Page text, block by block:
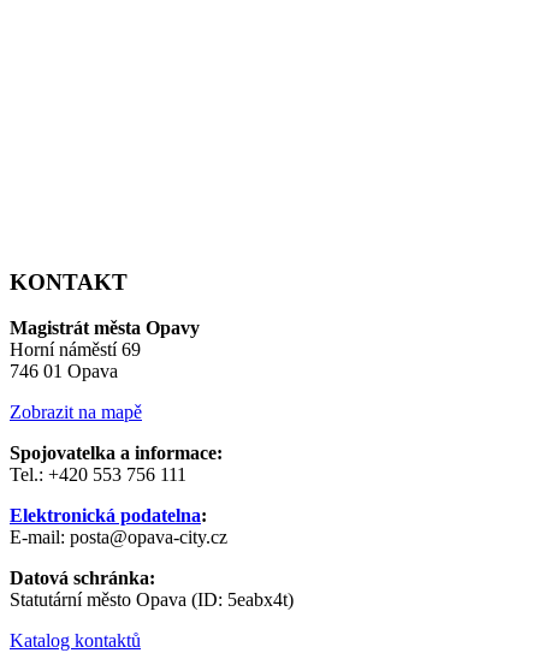
KONTAKT
Magistrát města Opavy
Horní náměstí 69
746 01 Opava
Zobrazit na mapě
Spojovatelka a informace:
Tel.: +420 553 756 111
Elektronická podatelna:
E-mail: posta@opava-city.cz
Datová schránka:
Statutární město Opava (ID: 5eabx4t)
Katalog kontaktů